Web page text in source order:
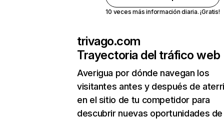
10 veces más información diaria. ¡Gratis!
trivago.com
Trayectoria del tráfico web
Averigua por dónde navegan los
visitantes antes y después de
en el sitio de tu competidor para
descubrir nuevas oportunidades de